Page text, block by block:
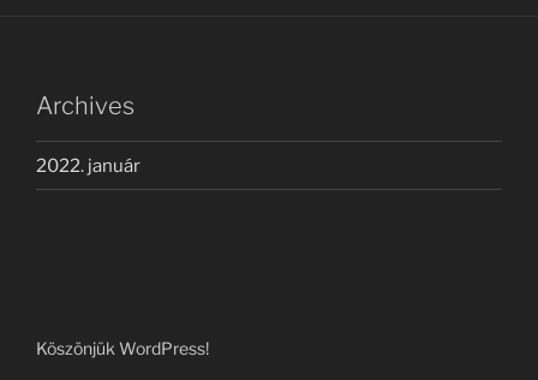
Archives
2022. január
Köszönjük WordPress!